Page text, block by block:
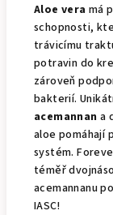
Aloe vera má
schopnosti,
trávicímu
potravin do
zároveň
bakterií.
acemannan a
aloe pomáhají
systém.
téměř
acemannanu
IASC!